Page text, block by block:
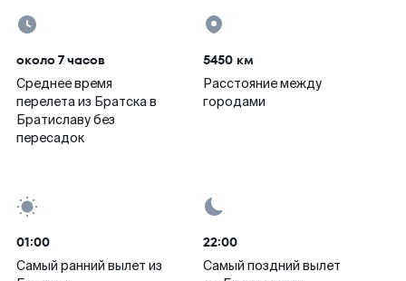
около 7 часов
Среднее время
перелета из Братска в
Братиславу без
пересадок
5450 км
Расстояние между
городами
01:00
Самый ранний вылет из
22:00
Самый поздний вылет